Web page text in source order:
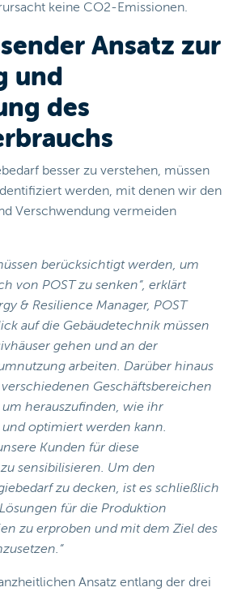
keine CO2-Emissionen.
Ansatz zur
und
des
besser zu verstehen, müssen
werden, mit denen wir den
Verschwendung vermeiden
berücksichtigt werden, um
von POST zu senken“, erklärt
& Resilience Manager, POST
auf die Gebäudetechnik müssen
gehen und an der
arbeiten. Darüber hinaus
Geschäftsbereichen
herauszufinden, wie ihr
optimiert werden kann.
Kunden für diese
sensibilisieren. Um den
zu decken, ist es schließlich
für die Produktion
zu erproben und mit dem Ziel des
Ansatz entlang der drei